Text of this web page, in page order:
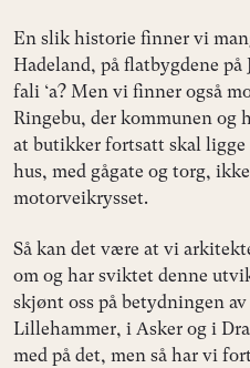
En slik historie finner vi
Hadeland, på flatbygdene på
fali ‘a? Men vi finner også
Ringebu, der kommunen og
at butikker fortsatt skal ligge
hus, med gågate og torg,
motorveikrysset.
Så kan det være at vi
om og har sviktet denne
skjønt oss på betydningen
Lillehammer, i Asker og i
med på det, men så har vi